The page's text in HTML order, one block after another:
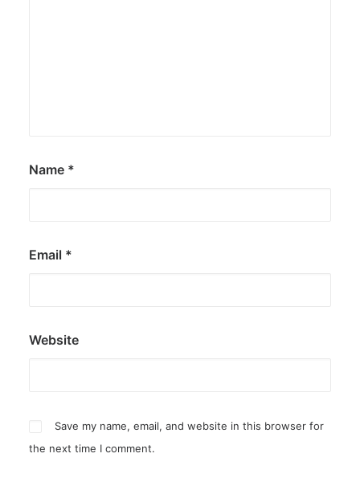
Name *
Email *
Website
Save my name, email, and website in this browser for
the next time I comment.